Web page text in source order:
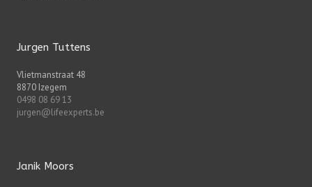
Jurgen Tuttens
Vlietmanstraat 48
8870 Izegem
0498 08 69 13
jurgen@lifeexperts.be
Janik Moors